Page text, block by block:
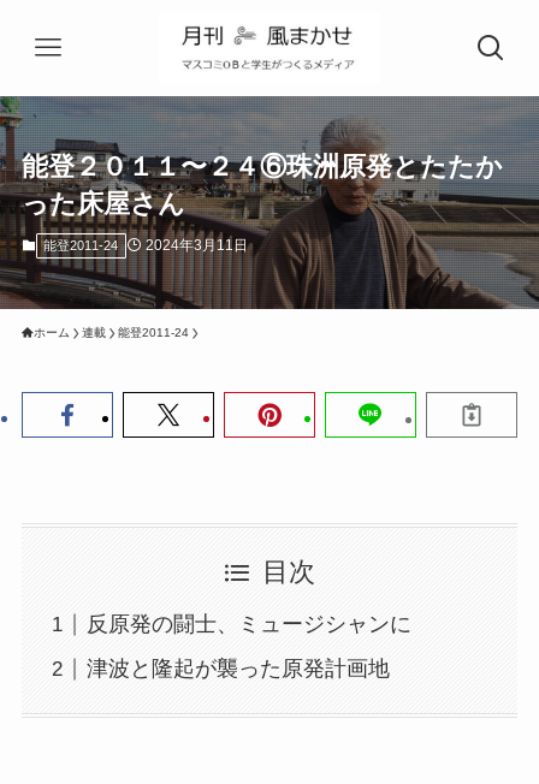
能登２０１１〜２４⑥珠洲原発とたたか
った床屋さん
能登2011-24 2024年3月11日
ホーム 連載 能登2011-24
目次
反原発の闘士、ミュージシャンに
津波と隆起が襲った原発計画地